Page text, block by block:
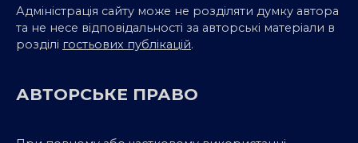
Адміністрація сайту може не розділяти думку автора
та не несе відповідальності за авторські матеріали в
розділі гостьових публікацій.
АВТОРСЬКЕ ПРАВО